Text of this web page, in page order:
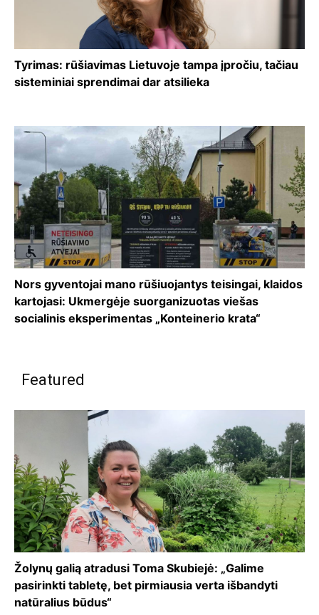
Tyrimas: rūšiavimas Lietuvoje tampa įpročiu, tačiau
sisteminiai sprendimai dar atsilieka
Nors gyventojai mano rūšiuojantys teisingai, klaidos
kartojasi: Ukmergėje suorganizuotas viešas
socialinis eksperimentas „Konteinerio krata“
Featured
Žolynų galią atradusi Toma Skubiejė: „Galime
pasirinkti tabletę, bet pirmiausia verta išbandyti
natūralius būdus“